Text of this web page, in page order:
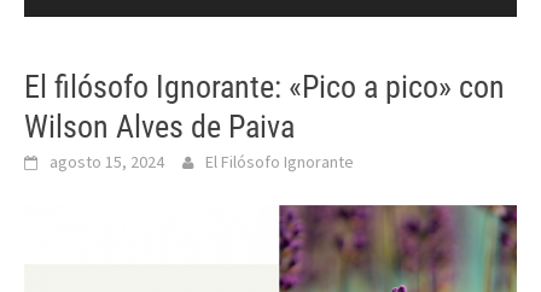
El filósofo Ignorante: «Pico a pico» con
Wilson Alves de Paiva
agosto 15, 2024 El Filósofo Ignorante